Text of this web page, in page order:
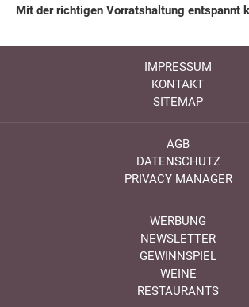
Mit der richtigen Vorratshaltung entspannt
IMPRESSUM
KONTAKT
SITEMAP
AGB
DATENSCHUTZ
PRIVACY MANAGER
WERBUNG
NEWSLETTER
GEWINNSPIEL
WEINE
RESTAURANTS